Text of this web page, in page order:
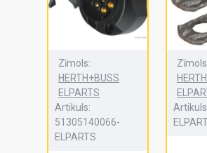
Zīmols:
HERTH+BUSS
ELPARTS
Artikuls:
51305140066-
ELPARTS